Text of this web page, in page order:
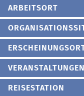
ARBEITSORT
VERANSTALTUNGEN
REISESTATION